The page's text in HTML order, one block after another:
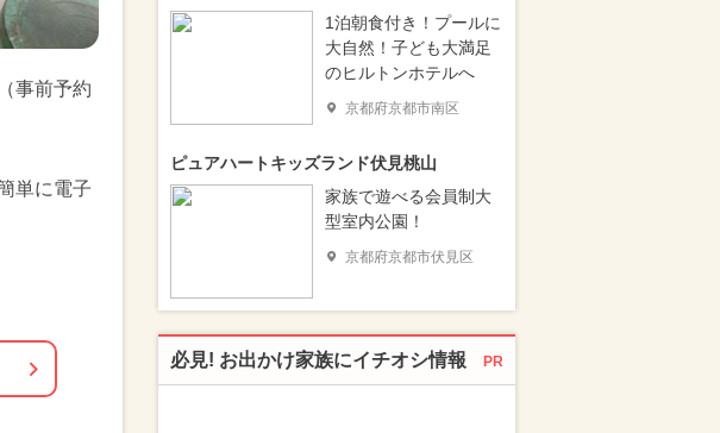
事前予約
単に電子
1泊朝食付き！プールに
大自然！子ども大満足
のヒルトンホテルへ
京都府京都市南区
ピュアハートキッズランド伏見桃山
家族で遊べる会員制大
型室内公園！
京都府京都市伏見区
必見! お出かけ家族にイチオシ情報 PR